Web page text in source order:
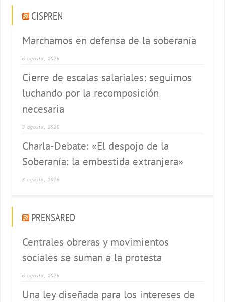
CISPREN
Marchamos en defensa de la soberanía
6 agosto, 2026
Cierre de escalas salariales: seguimos
luchando por la recomposición
necesaria
3 agosto, 2026
Charla-Debate: «El despojo de la
Soberanía: la embestida extranjera»
3 agosto, 2026
PRENSARED
Centrales obreras y movimientos
sociales se suman a la protesta
6 agosto, 2026
Una ley diseñada para los intereses de